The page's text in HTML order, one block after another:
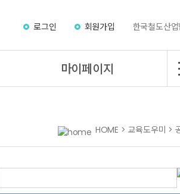
로그인 회원가입 한국철도산업
마이페이지
HOME > 교육도우미 >